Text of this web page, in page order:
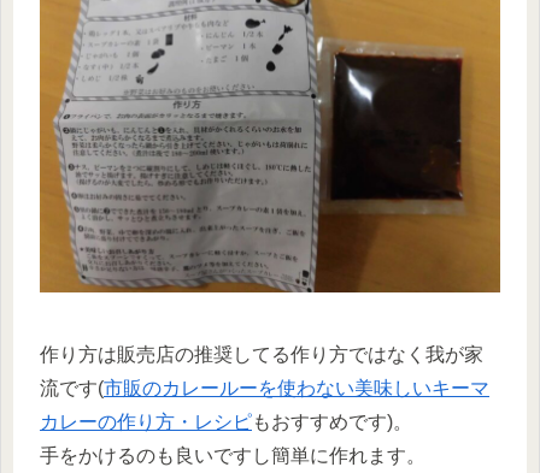
作り方は販売店の推奨してる作り方ではなく我が家
流です(市販のカレールーを使わない美味しいキーマ
カレーの作り方・レシピもおすすめです)。
手をかけるのも良いですし簡単に作れます。